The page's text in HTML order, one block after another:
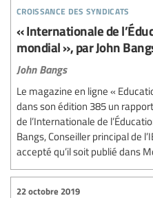
croissance des syndicats
« Internationale de
mondial », par John
John Bangs
Le magazine en ligne «
dans son édition 385 un
de l’Internationale de
Bangs, Conseiller principal de
accepté qu’il soit publié dans
22 octobre 2019